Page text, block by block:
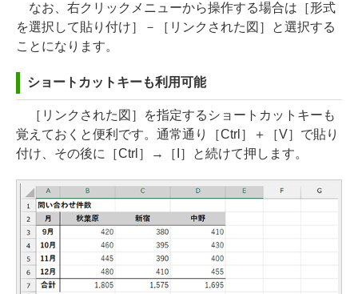
なお、右クリックメニューから操作する場合は［形式
を選択して貼り付け］－［リンクされた図］と選択する
ことになります。
ショートカットキーも利用可能
［リンクされた図］を指定するショートカットキーも
覚えておくと便利です。通常通り［Ctrl］＋［V］で貼り
付け、その後に［Ctrl］→［I］と続けて押します。